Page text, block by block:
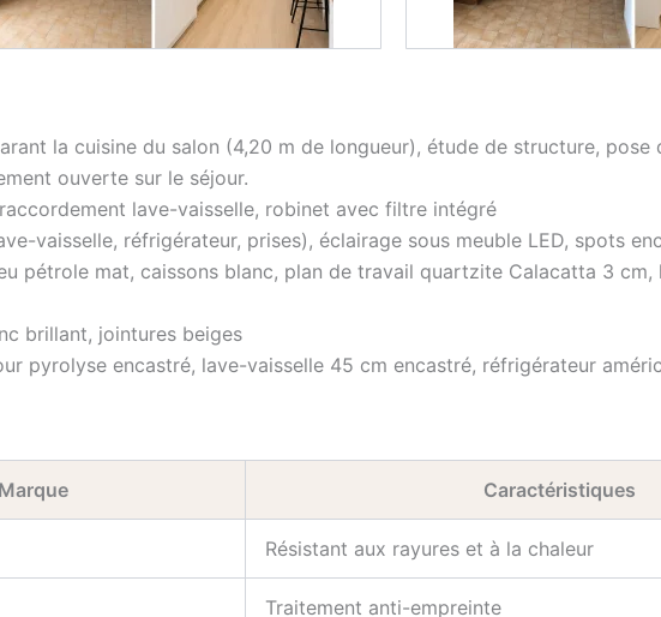
la cuisine du salon (4,20 m de longueur), étude de structure, pose
ouverte sur le séjour.
lave-vaisselle, robinet avec filtre intégré
vaisselle, réfrigérateur, prises), éclairage sous meuble LED, spots
pétrole mat, caissons blanc, plan de travail quartzite Calacatta 3 cm,
brillant, jointures beiges
pyrolyse encastré, lave-vaisselle 45 cm encastré, réfrigérateur
Caractéristiques
Résistant aux rayures et à la chaleur
Traitement anti-empreinte